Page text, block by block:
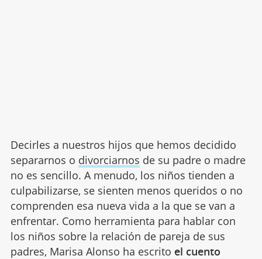
Decirles a nuestros hijos que hemos decidido
separarnos o divorciarnos de su padre o madre
no es sencillo. A menudo, los niños tienden a
culpabilizarse, se sienten menos queridos o no
comprenden esa nueva vida a la que se van a
enfrentar. Como herramienta para hablar con
los niños sobre la relación de pareja de sus
padres, Marisa Alonso ha escrito el cuento